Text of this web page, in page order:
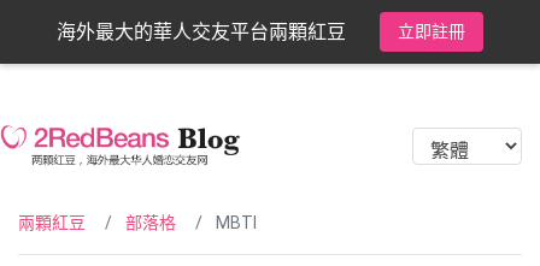
海外最大的華人交友平台兩顆紅豆 立即註冊
兩顆紅豆 部落格 MBTI